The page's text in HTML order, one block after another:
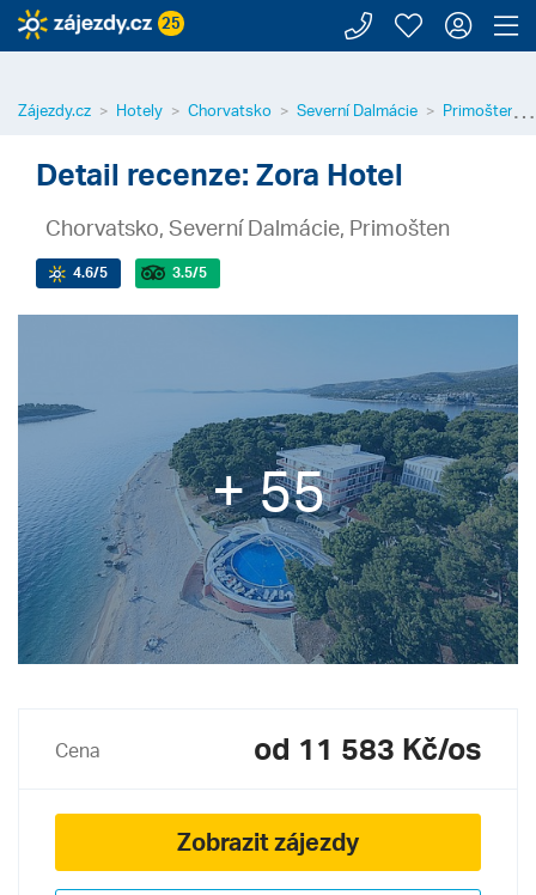
25 Zavolejte
Moje
⋯
Zájezdy.cz Hotely Chorvatsko Severní Dalmácie Primošten
Detail recenze: Zora Hotel
Chorvatsko, Severní Dalmácie, Primošten
4.6/5 3.5/5
+ 55
Cena od 11 583 Kč/os
Zobrazit zájezdy